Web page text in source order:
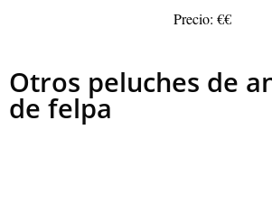
Precio: €€
Otros peluches de
de felpa